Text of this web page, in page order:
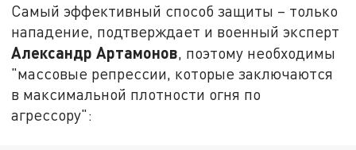
Самый эффективный способ защиты – только
нападение, подтверждает и военный эксперт
Александр Артамонов, поэтому необходимы
"массовые репрессии, которые заключаются
в максимальной плотности огня по
агрессору":